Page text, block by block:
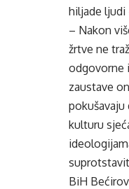
hiljade ljudi
– Nakon
žrtve ne
odgovorne
zaustave
kulturu
BiH